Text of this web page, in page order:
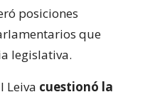
posiciones
que
legislativa.
Leiva cuestionó la